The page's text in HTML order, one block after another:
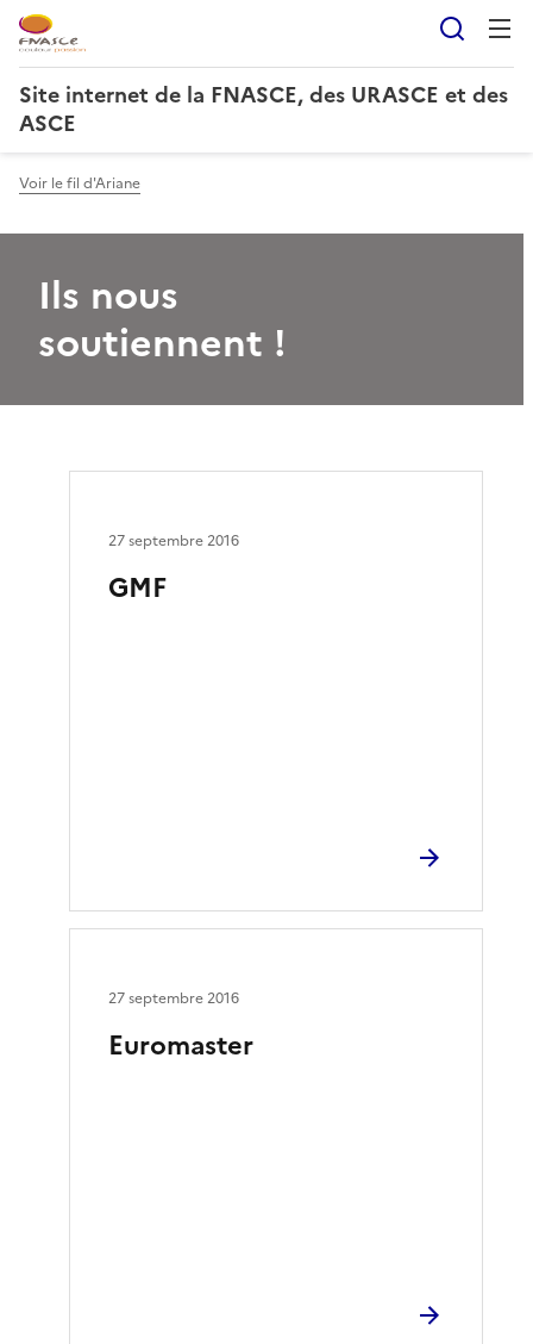
Site internet de la FNASCE, des URASCE et des
ASCE
Voir le fil d'Ariane
Ils nous
soutiennent !
GMF
27 septembre 2016
Euromaster
27 septembre 2016